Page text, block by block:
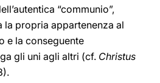
“communio”,
la propria appartenenza al
e la conseguente
gli uni agli altri (cf. Christus